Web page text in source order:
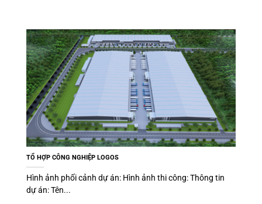
TỔ HỢP CÔNG NGHIỆP LOGOS
Hình ảnh phối cảnh dự án: Hình ảnh thi công: Thông tin
dự án: Tên...